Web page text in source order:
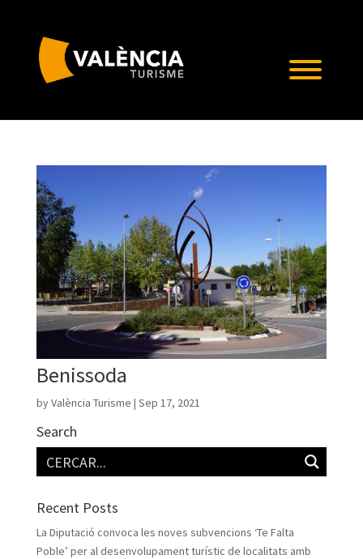
Benissoda
byValència Turisme | Sep 17, 2021
Search
Recent Posts
La Diputació convoca les noves subvencions ‘Te Falta
Poble’ per al desenvolupament turístic de localitats amb